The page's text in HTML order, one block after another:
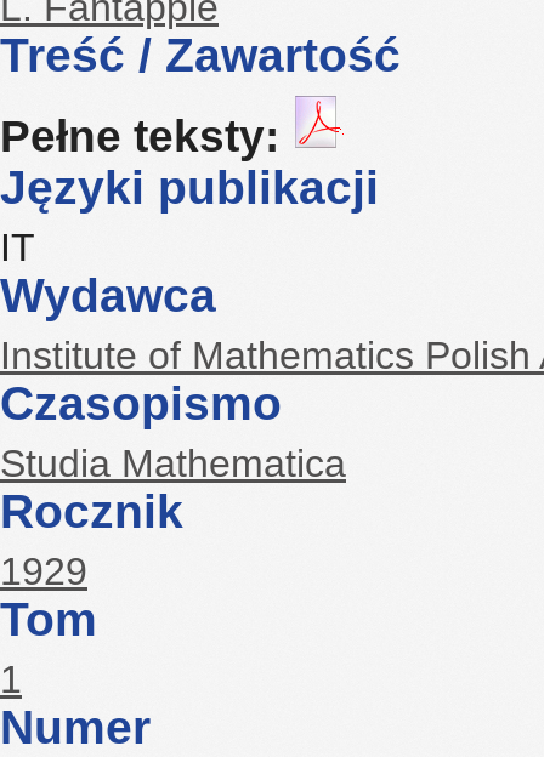
Treść / Zawartość
Pełne teksty:
Języki publikacji
IT
Wydawca
Institute of Mathematics
Czasopismo
Studia Mathematica
Rocznik
1929
Tom
1
Numer